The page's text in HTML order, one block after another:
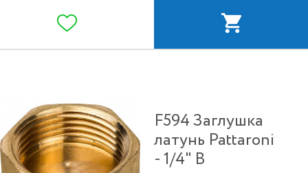
F594 Заглушка
латунь Pattaroni
- 1/4" В